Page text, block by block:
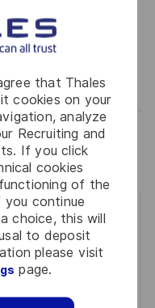
that Thales
cookies on your
analyze
Recruiting and
If you click
cookies
of the
you continue
choice, this will
to deposit
please visit
page.
jobs